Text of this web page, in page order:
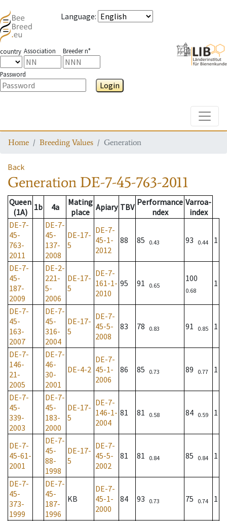
Language:
country Association Breeder n°
Password
Login
Home Breeding Values Generation
Back
Generation DE-7-45-763-2011
Queen
(1A)
1b 4a
Mating
place
Apiary TBV Performance
ndex
Varroa-
index
DE-7-
45-
763-
2011
DE-7-
45-
137-
2008
DE-17-
5
DE-7-
45-1-
2012
88 85 0.43 93 0.44 1
DE-7-
45-
187-
2009
DE-2-
221-
5-
2006
DE-17-
5
DE-7-
161-1-
2010
95 91 0.65
100
0.68
1
DE-7-
45-
163-
2007
DE-7-
45-
316-
2004
DE-17-
5
DE-7-
45-5-
2008
83 78 0.83 91 0.85 1
DE-7-
146-
21-
2005
DE-7-
46-
30-
2001
DE-4-2
DE-7-
45-1-
2006
86 85 0.73 89 0.77 1
DE-7-
45-
339-
2003
DE-7-
45-
183-
2000
DE-17-
5
DE-7-
146-1-
2004
81 81 0.58 84 0.59 1
DE-7-
45-61-
2001
DE-7-
45-
88-
1998
DE-17-
5
DE-7-
45-5-
2002
81 81 0.84 85 0.84 1
DE-7-
45-
373-
1999
DE-7-
45-
187-
1996
KB
DE-7-
45-1-
2000
84 93 0.73 75 0.74 1